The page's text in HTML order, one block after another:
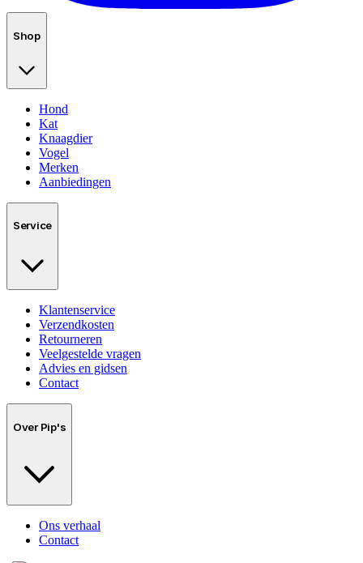
Shop
Hond
Kat
Knaagdier
Vogel
Merken
Aanbiedingen
Service
Klantenservice
Verzendkosten
Retourneren
Veelgestelde vragen
Advies en gidsen
Contact
Over Pip's
Ons verhaal
Contact